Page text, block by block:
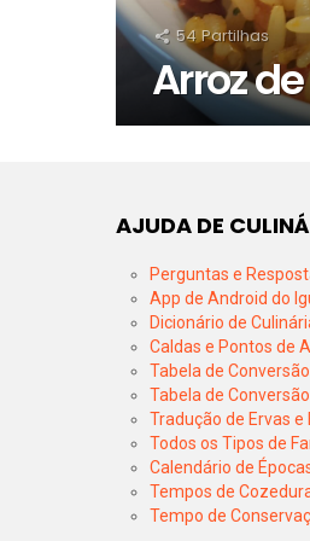
54 Partilhas
Arroz
AJUDA DE
Perguntas e
App de Android do
Dicionário de
Caldas e Pontos de
Tabela de
Tabela de
Tradução de Ervas e
Todos os Tipos de
Calendário de
Tempos de
Tempo de